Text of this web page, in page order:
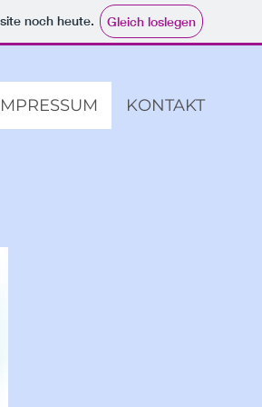
noch heute. Gleich loslegen
KONTAKT